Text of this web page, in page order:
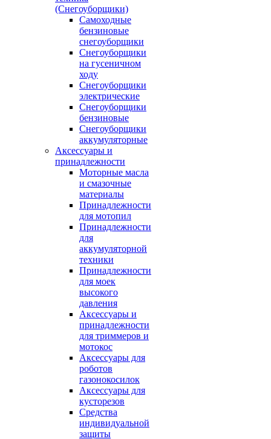
(Снегоуборщики)
Самоходные
бензиновые
снегоуборщики
Снегоуборщики
на гусеничном
ходу
Снегоуборщики
электрические
Снегоуборщики
бензиновые
Снегоуборщики
аккумуляторные
Аксессуары и
принадлежности
Моторные масла
и смазочные
материалы
Принадлежности
для мотопил
Принадлежности
для
аккумуляторной
техники
Принадлежности
для моек
высокого
давления
Аксессуары и
принадлежности
для триммеров и
мотокос
Аксессуары для
роботов
газонокосилок
Аксессуары для
кусторезов
Средства
индивидуальной
защиты